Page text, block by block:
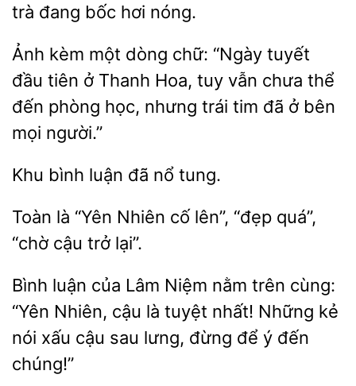
trà đang bốc hơi nóng.
Ảnh
một dòng chữ: “Ngày tuyết
đầu tiên
Thanh Hoa, tuy vẫn chưa thể
đến phòng học, nhưng trái tim đã ở
mọi người.”
Khu bình luận
Toàn là Nhiên cố
“đẹp quá”,
“chờ cậu
lại”.
Bình luận của Lâm Niệm nằm trên cùng:
“Yên Nhiên,
là tuyệt nhất! Những kẻ
nói xấu cậu
lưng, đừng để ý đến